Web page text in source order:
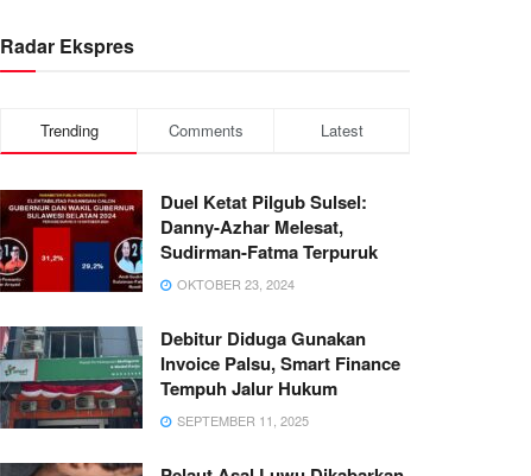
Radar Ekspres
Trending Comments Latest
Duel Ketat Pilgub Sulsel:
Danny-Azhar Melesat,
Sudirman-Fatma Terpuruk
OKTOBER 23, 2024
Debitur Diduga Gunakan
Invoice Palsu, Smart Finance
Tempuh Jalur Hukum
SEPTEMBER 11, 2025